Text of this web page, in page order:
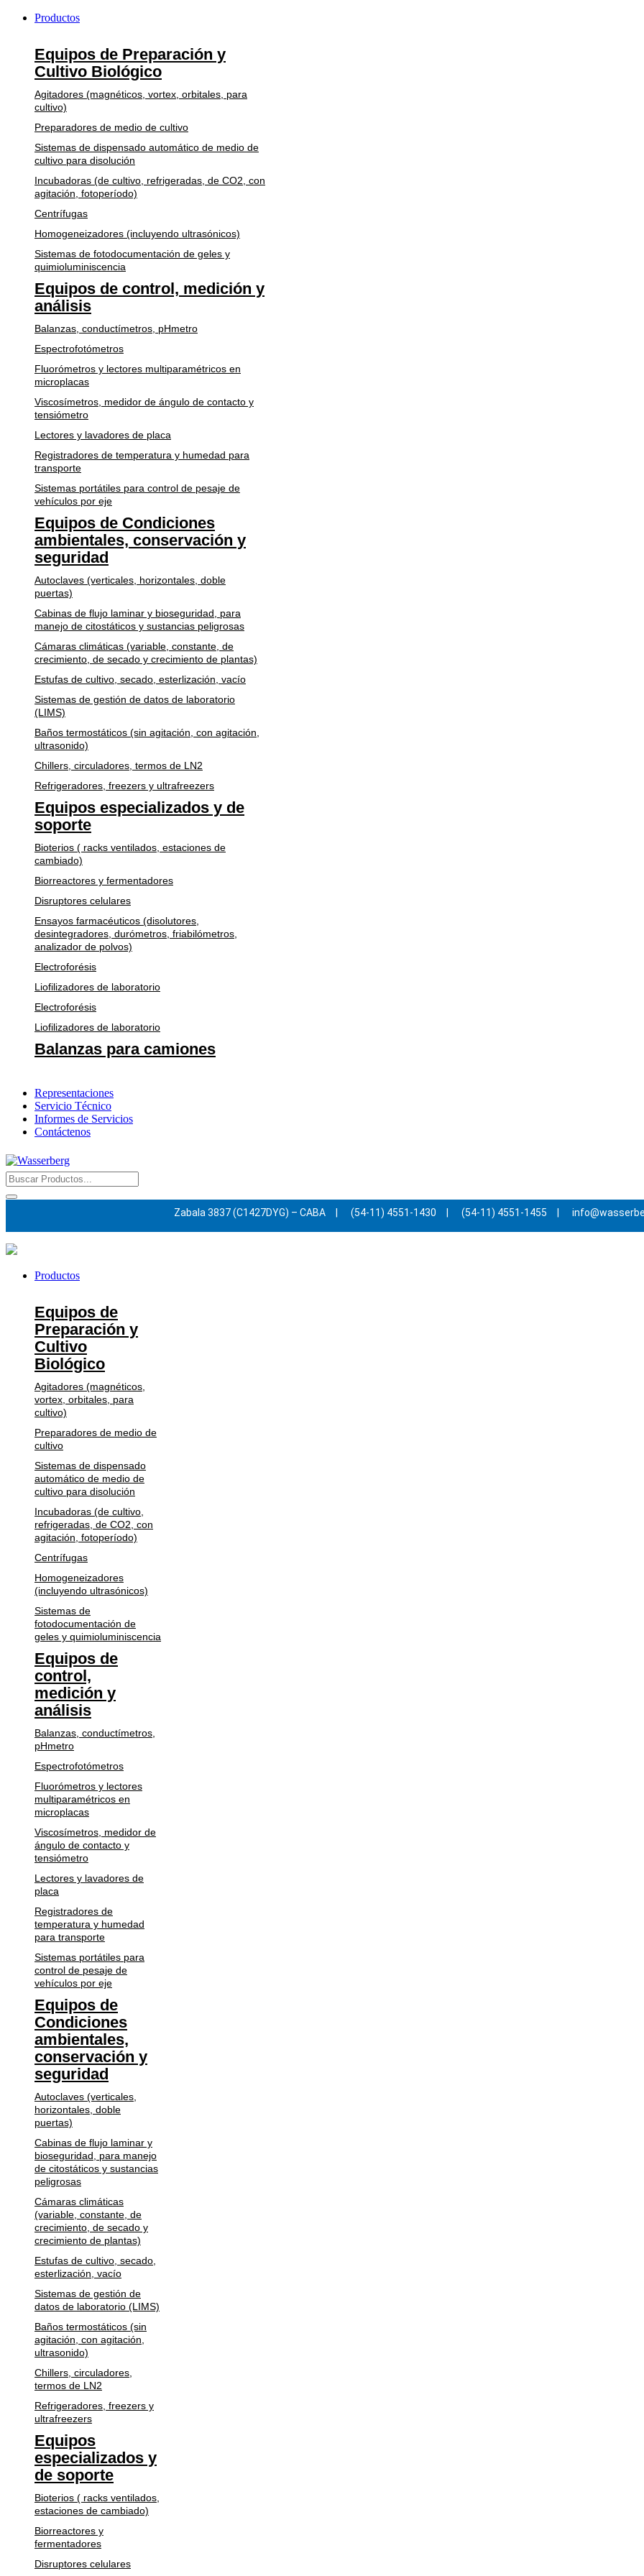
Productos
Equipos de Preparación y
Cultivo Biológico
Agitadores (magnéticos, vortex, orbitales, para
cultivo)
Preparadores de medio de cultivo
Sistemas de dispensado automático de medio de
cultivo para disolución
Incubadoras (de cultivo, refrigeradas, de CO2, con
agitación, fotoperíodo)
Centrífugas
Homogeneizadores (incluyendo ultrasónicos)
Sistemas de fotodocumentación de geles y
quimioluminiscencia
Equipos de control, medición y
análisis
Balanzas, conductímetros, pHmetro
Espectrofotómetros
Fluorómetros y lectores multiparamétricos en
microplacas
Viscosímetros, medidor de ángulo de contacto y
tensiómetro
Lectores y lavadores de placa
Registradores de temperatura y humedad para
transporte
Sistemas portátiles para control de pesaje de
vehículos por eje
Equipos de Condiciones
ambientales, conservación y
seguridad
Autoclaves (verticales, horizontales, doble
puertas)
Cabinas de flujo laminar y bioseguridad, para
manejo de citostáticos y sustancias peligrosas
Cámaras climáticas (variable, constante, de
crecimiento, de secado y crecimiento de plantas)
Estufas de cultivo, secado, esterlización, vacío
Sistemas de gestión de datos de laboratorio
(LIMS)
Baños termostáticos (sin agitación, con agitación,
ultrasonido)
Chillers, circuladores, termos de LN2
Refrigeradores, freezers y ultrafreezers
Equipos especializados y de
soporte
Bioterios ( racks ventilados, estaciones de
cambiado)
Biorreactores y fermentadores
Disruptores celulares
Ensayos farmacéuticos (disolutores,
desintegradores, durómetros, friabilómetros,
analizador de polvos)
Electroforésis
Liofilizadores de laboratorio
Electroforésis
Liofilizadores de laboratorio
Balanzas para camiones
Representaciones
Servicio Técnico
Informes de Servicios
Contáctenos
Zabala 3837 (C1427DYG) – CABA (54-11) 4551-1430 (54-11) 4551-1455
Productos
Equipos de
Preparación y
Cultivo
Biológico
Agitadores (magnéticos,
vortex, orbitales, para
cultivo)
Preparadores de medio de
cultivo
Sistemas de dispensado
automático de medio de
cultivo para disolución
Incubadoras (de cultivo,
refrigeradas, de CO2, con
agitación, fotoperíodo)
Centrífugas
Homogeneizadores
(incluyendo ultrasónicos)
Sistemas de
fotodocumentación de
geles y quimioluminiscencia
Equipos de
control,
medición y
análisis
Balanzas, conductímetros,
pHmetro
Espectrofotómetros
Fluorómetros y lectores
multiparamétricos en
microplacas
Viscosímetros, medidor de
ángulo de contacto y
tensiómetro
Lectores y lavadores de
placa
Registradores de
temperatura y humedad
para transporte
Sistemas portátiles para
control de pesaje de
vehículos por eje
Equipos de
Condiciones
ambientales,
conservación y
seguridad
Autoclaves (verticales,
horizontales, doble
puertas)
Cabinas de flujo laminar y
bioseguridad, para manejo
de citostáticos y sustancias
peligrosas
Cámaras climáticas
(variable, constante, de
crecimiento, de secado y
crecimiento de plantas)
Estufas de cultivo, secado,
esterlización, vacío
Sistemas de gestión de
datos de laboratorio (LIMS)
Baños termostáticos (sin
agitación, con agitación,
ultrasonido)
Chillers, circuladores,
termos de LN2
Refrigeradores, freezers y
ultrafreezers
Equipos
especializados y
de soporte
Bioterios ( racks ventilados,
estaciones de cambiado)
Biorreactores y
fermentadores
Disruptores celulares